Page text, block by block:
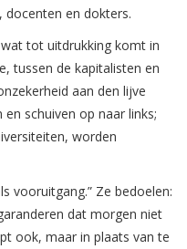
docenten en dokters.
tot uitdrukking komt in
tussen de kapitalisten en
aan den lijve
schuiven op naar links;
worden
vooruitgang.” Ze bedoelen:
dat morgen niet
ook, maar in plaats van te